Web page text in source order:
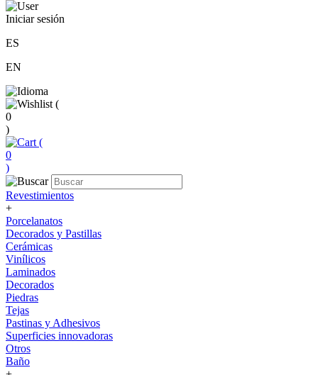
Iniciar sesión
ES
EN
(
0
)
(
0
)
Revestimientos
+
Porcelanatos
Decorados y Pastillas
Cerámicas
Vinílicos
Laminados
Decorados
Piedras
Tejas
Pastinas y Adhesivos
Superficies innovadoras
Otros
Baño